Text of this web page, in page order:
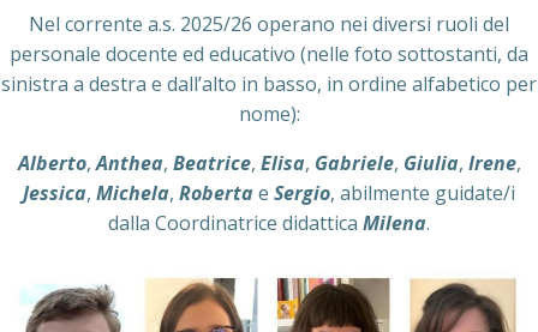
Nel corrente a.s. 2025/26 operano nei diversi ruoli del
personale docente ed educativo (nelle foto sottostanti, da
sinistra a destra e dall’alto in basso, in ordine alfabetico per
nome):
Alberto,Anthea, Beatrice, Elisa, Gabriele, Giulia, Irene,
Jessica, Michela, Robertae Sergio, abilmente guidate/i
dalla Coordinatrice didattica Milena.